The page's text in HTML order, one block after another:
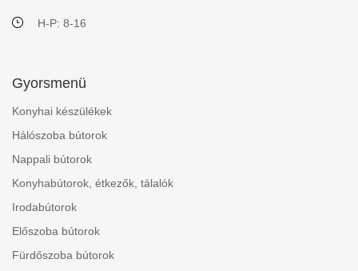
H-P: 8-16
Gyorsmenü
Konyhai készülékek
Hálószoba bútorok
Nappali bútorok
Konyhabútorok, étkezők, tálalók
Irodabútorok
Előszoba bútorok
Fürdőszoba bútorok